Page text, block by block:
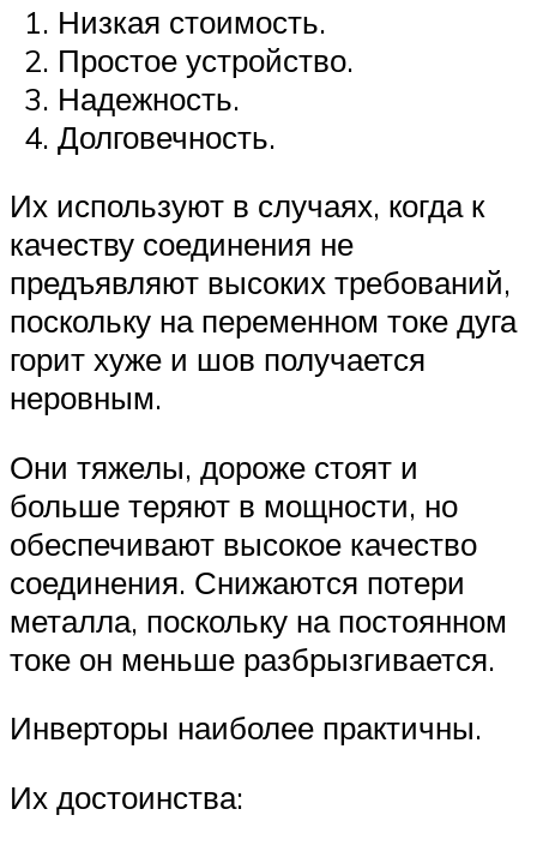
Низкая стоимость.
Простое устройство.
Надежность.
Долговечность.
Их используют в случаях, когда к
качеству соединения не
предъявляют высоких требований,
поскольку на переменном токе дуга
горит хуже и шов получается
неровным.
Они тяжелы, дороже стоят и
больше теряют в мощности, но
обеспечивают высокое качество
соединения. Снижаются потери
металла, поскольку на постоянном
токе он меньше разбрызгивается.
Инверторы наиболее практичны.
Их достоинства: